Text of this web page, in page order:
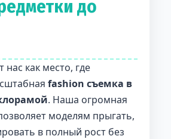
до
как место, где
fashion съемка в
. Наша огромная
моделям прыгать,
в полный рост без